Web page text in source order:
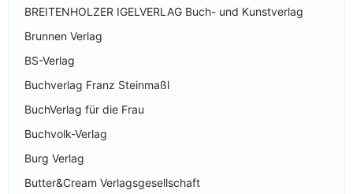
BREITENHOLZER IGELVERLAG Buch- und Kunstverlag
Brunnen Verlag
BS-Verlag
Buchverlag Franz Steinmaßl
BuchVerlag für die Frau
Buchvolk-Verlag
Burg Verlag
Butter&Cream Verlagsgesellschaft